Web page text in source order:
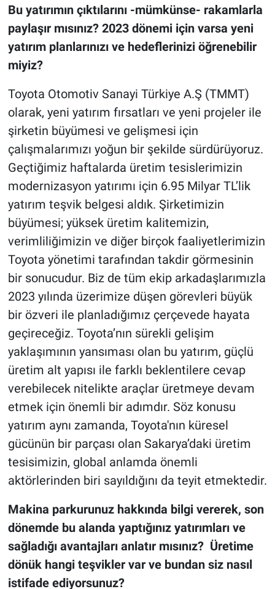
Bu yatırımın çıktılarını -mümkünse- rakamlarla
paylaşır mısınız? 2023 dönemi için varsa yeni
yatırım planlarınızı ve hedeflerinizi öğrenebilir
miyiz?
Toyota Otomotiv Sanayi Türkiye A.Ş (TMMT)
olarak, yeni yatırım fırsatları ve yeni projeler ile
şirketin büyümesi ve gelişmesi için
çalışmalarımızı yoğun bir şekilde sürdürüyoruz.
Geçtiğimiz haftalarda üretim tesislerimizin
modernizasyon yatırımı için 6.95 Milyar TL’lik
yatırım teşvik belgesi aldık. Şirketimizin
büyümesi; yüksek üretim kalitemizin,
verimliliğimizin ve diğer birçok faaliyetlerimizin
Toyota yönetimi tarafından takdir görmesinin
bir sonucudur. Biz de tüm ekip arkadaşlarımızla
2023 yılında üzerimize düşen görevleri büyük
bir özveri ile planladığımız çerçevede hayata
geçireceğiz. Toyota’nın sürekli gelişim
yaklaşımının yansıması olan bu yatırım, güçlü
üretim alt yapısı ile farklı beklentilere cevap
verebilecek nitelikte araçlar üretmeye devam
etmek için önemli bir adımdır. Söz konusu
yatırım aynı zamanda, Toyota'nın küresel
gücünün bir parçası olan Sakarya’daki üretim
tesisimizin, global anlamda önemli
aktörlerinden biri sayıldığını da teyit etmektedir.
Makina parkurunuz hakkında bilgi vererek, son
dönemde bu alanda yaptığınız yatırımları ve
sağladığı avantajları anlatır mısınız? Üretime
dönük hangi teşvikler var ve bundan siz nasıl
istifade ediyorsunuz?